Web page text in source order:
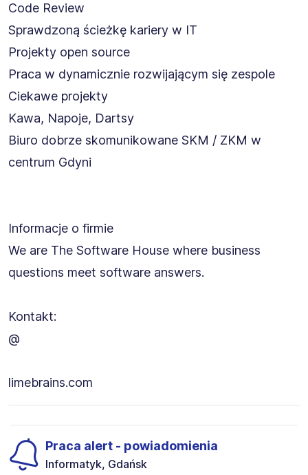
Code Review
Sprawdzoną ścieżkę kariery w IT
Projekty open source
Praca w dynamicznie rozwijającym się zespole
Ciekawe projekty
Kawa, Napoje, Dartsy
Biuro dobrze skomunikowane SKM / ZKM w
centrum Gdyni
Informacje o firmie
We are The Software House where business
questions meet software answers.
Kontakt:
@
limebrains.com
Praca alert - powiadomienia
Informatyk, Gdańsk